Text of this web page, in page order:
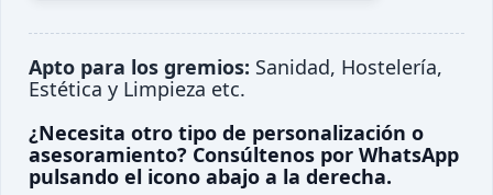
Apto para los gremios: Sanidad, Hostelería,
Estética y Limpieza etc.
¿Necesita otro tipo de personalización o
asesoramiento? Consúltenos por WhatsApp
pulsando el icono abajo a la derecha.